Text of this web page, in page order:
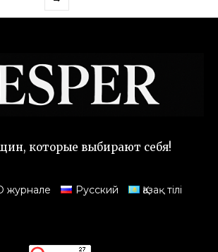
которые выбирают себя!
журнале Русский Қазақ тілі